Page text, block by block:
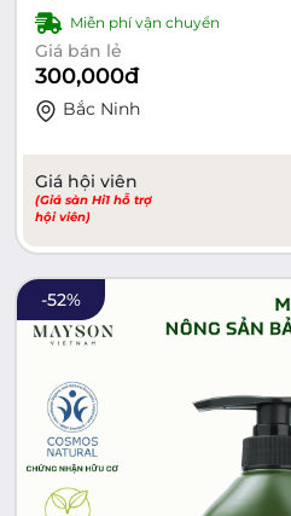
Khi Chạm Và Hít Thở
Chai 860ml/Can 4L
Miễn phí vận chuyển
Giá bán lẻ
300,000đ
Bắc Ninh
Giá hội viên
(Giá sàn Hi1 hỗ trợ
hội viên)
-52%